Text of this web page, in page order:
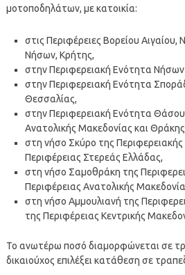
μοτοποδηλάτων, με κατοικία:
στις Περιφέρειες Βορείου Αιγαίου,
Νήσων, Κρήτης,
στην Περιφερειακή Ενότητα Νήσων
στην Περιφερειακή Ενότητα
Θεσσαλίας,
στην Περιφερειακή Ενότητα Θάσου
Ανατολικής Μακεδονίας και
στη νήσο Σκύρο της
Περιφέρειας Στερεάς Ελλάδας,
στη νήσο Σαμοθράκη της
Περιφέρειας Ανατολικής
στη νήσο Αμμουλιανή της
της Περιφέρειας Κεντρικής
Το ανωτέρω ποσό διαμορφώνεται σε
δικαιούχος επιλέξει κατάθεση σε